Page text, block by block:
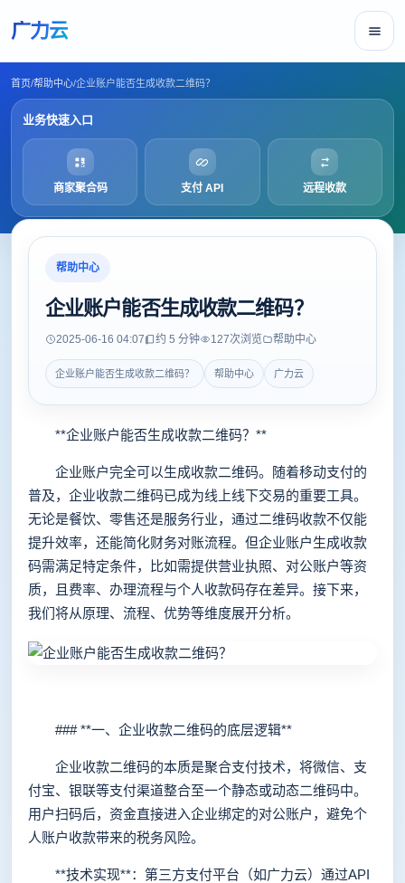
广力云
首页/帮助中心/企业账户能否生成收款二维码？
业务快速入口
商家聚合码 支付 API 远程收款
帮助中心
企业账户能否生成收款二维码？
2025-06-16 04:07 约 5 分钟 127次浏览 帮助中心
企业账户能否生成收款二维码？ 帮助中心 广力云
**企业账户能否生成收款二维码？**
企业账户完全可以生成收款二维码。随着移动支付的
普及，企业收款二维码已成为线上线下交易的重要工具。
无论是餐饮、零售还是服务行业，通过二维码收款不仅能
提升效率，还能简化财务对账流程。但企业账户生成收款
码需满足特定条件，比如需提供营业执照、对公账户等资
质，且费率、办理流程与个人收款码存在差异。接下来，
我们将从原理、流程、优势等维度展开分析。
### **一、企业收款二维码的底层逻辑**
企业收款二维码的本质是聚合支付技术，将微信、支
付宝、银联等支付渠道整合至一个静态或动态二维码中。
用户扫码后，资金直接进入企业绑定的对公账户，避免个
人账户收款带来的税务风险。
**技术实现**：第三方支付平台（如广力云）通过API